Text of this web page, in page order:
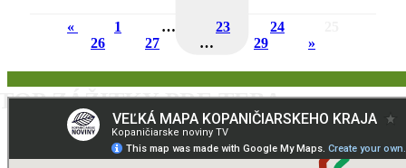
ZÁŽITKY PRE TEBA
« 1 … 23 24
26
27 … 29 »